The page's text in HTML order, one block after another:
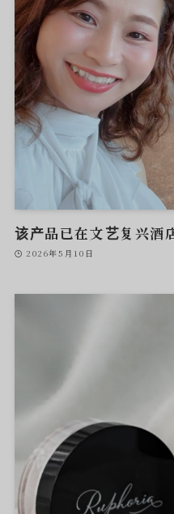
该产品已在文艺复兴酒
2026年5月10日